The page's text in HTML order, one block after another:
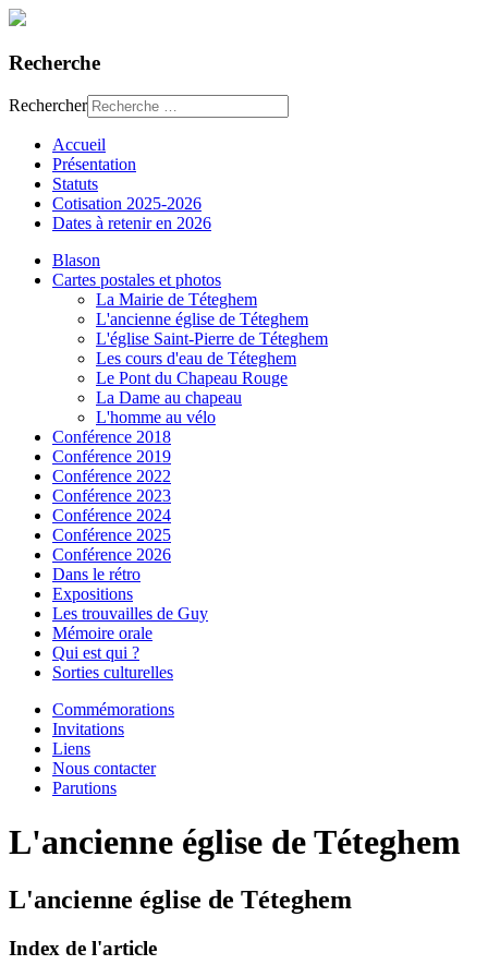
Recherche
Rechercher
Accueil
Présentation
Statuts
Cotisation 2025-2026
Dates à retenir en 2026
Blason
Cartes postales et photos
La Mairie de Téteghem
L'ancienne église de Téteghem
L'église Saint-Pierre de Téteghem
Les cours d'eau de Téteghem
Le Pont du Chapeau Rouge
La Dame au chapeau
L'homme au vélo
Conférence 2018
Conférence 2019
Conférence 2022
Conférence 2023
Conférence 2024
Conférence 2025
Conférence 2026
Dans le rétro
Expositions
Les trouvailles de Guy
Mémoire orale
Qui est qui ?
Sorties culturelles
Commémorations
Invitations
Liens
Nous contacter
Parutions
L'ancienne église de Téteghem
L'ancienne église de Téteghem
Index de l'article